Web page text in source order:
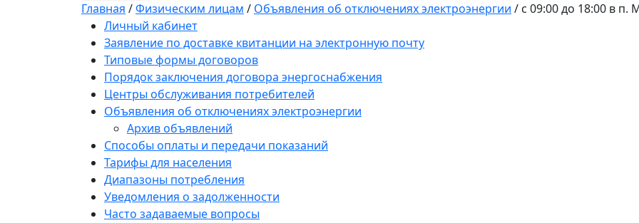
Главная /Физическим лицам / Объявления об отключениях электроэнергии / с 09:00 до 18:00 в п.
Личный кабинет
Заявление по доставке квитанции на электронную почту
Типовые формы договоров
Порядок заключения договора энергоснабжения
Центры обслуживания потребителей
Объявления об отключениях электроэнергии
Архив объявлений
Способы оплаты и передачи показаний
Тарифы для населения
Диапазоны потребления
Уведомления о задолженности
Часто задаваемые вопросы